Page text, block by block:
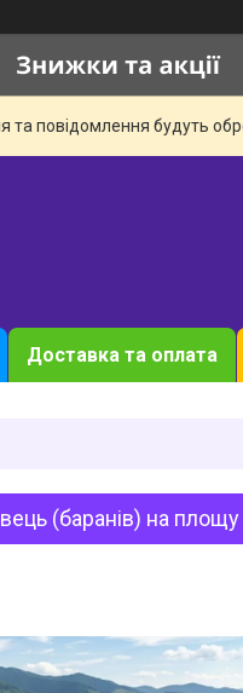
та повідомлення будуть
Доставка та оплата
(баранів) на площу